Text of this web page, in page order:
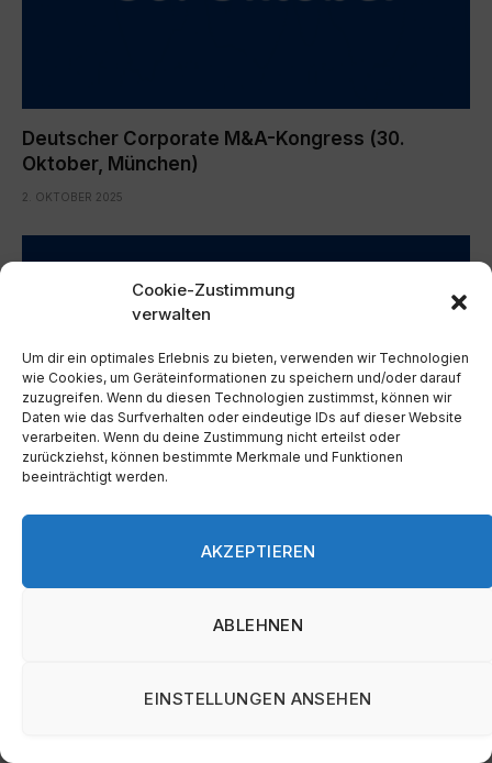
Cookie-Zustimmung
verwalten
Um dir ein optimales Erlebnis zu bieten, verwenden wir Technologien
wie Cookies, um Geräteinformationen zu speichern und/oder darauf
zuzugreifen. Wenn du diesen Technologien zustimmst, können wir
Daten wie das Surfverhalten oder eindeutige IDs auf dieser Website
verarbeiten. Wenn du deine Zustimmung nicht erteilst oder
zurückziehst, können bestimmte Merkmale und Funktionen
beeinträchtigt werden.
AKZEPTIEREN
ABLEHNEN
EINSTELLUNGEN ANSEHEN
Deutscher Corporate M&A-Kongress (30.
Oktober, München)
2. OKTOBER 2025
deGUT Gründermesse (10.–11. Oktober, Berlin)